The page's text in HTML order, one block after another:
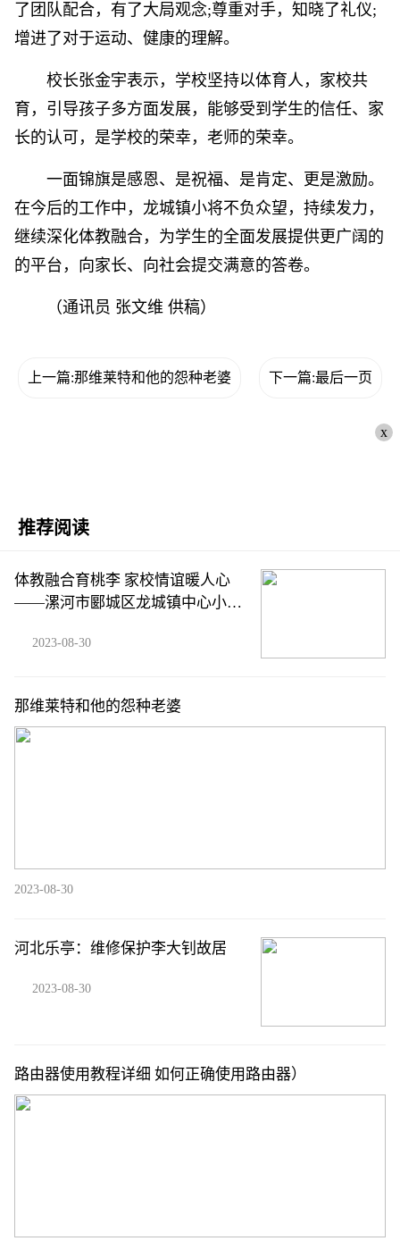
了团队配合，有了大局观念;尊重对手，知晓了礼仪;
增进了对于运动、健康的理解。
校长张金宇表示，学校坚持以体育人，家校共
育，引导孩子多方面发展，能够受到学生的信任、家
长的认可，是学校的荣幸，老师的荣幸。
一面锦旗是感恩、是祝福、是肯定、更是激励。
在今后的工作中，龙城镇小将不负众望，持续发力，
继续深化体教融合，为学生的全面发展提供更广阔的
的平台，向家长、向社会提交满意的答卷。
（通讯员 张文维 供稿）
上一篇:那维莱特和他的怨种老婆 下一篇:最后一页
x
推荐阅读
体教融合育桃李 家校情谊暖人心
——漯河市郾城区龙城镇中心小学
2023-08-30
那维莱特和他的怨种老婆
2023-08-30
河北乐亭：维修保护李大钊故居
2023-08-30
路由器使用教程详细 如何正确使用路由器）